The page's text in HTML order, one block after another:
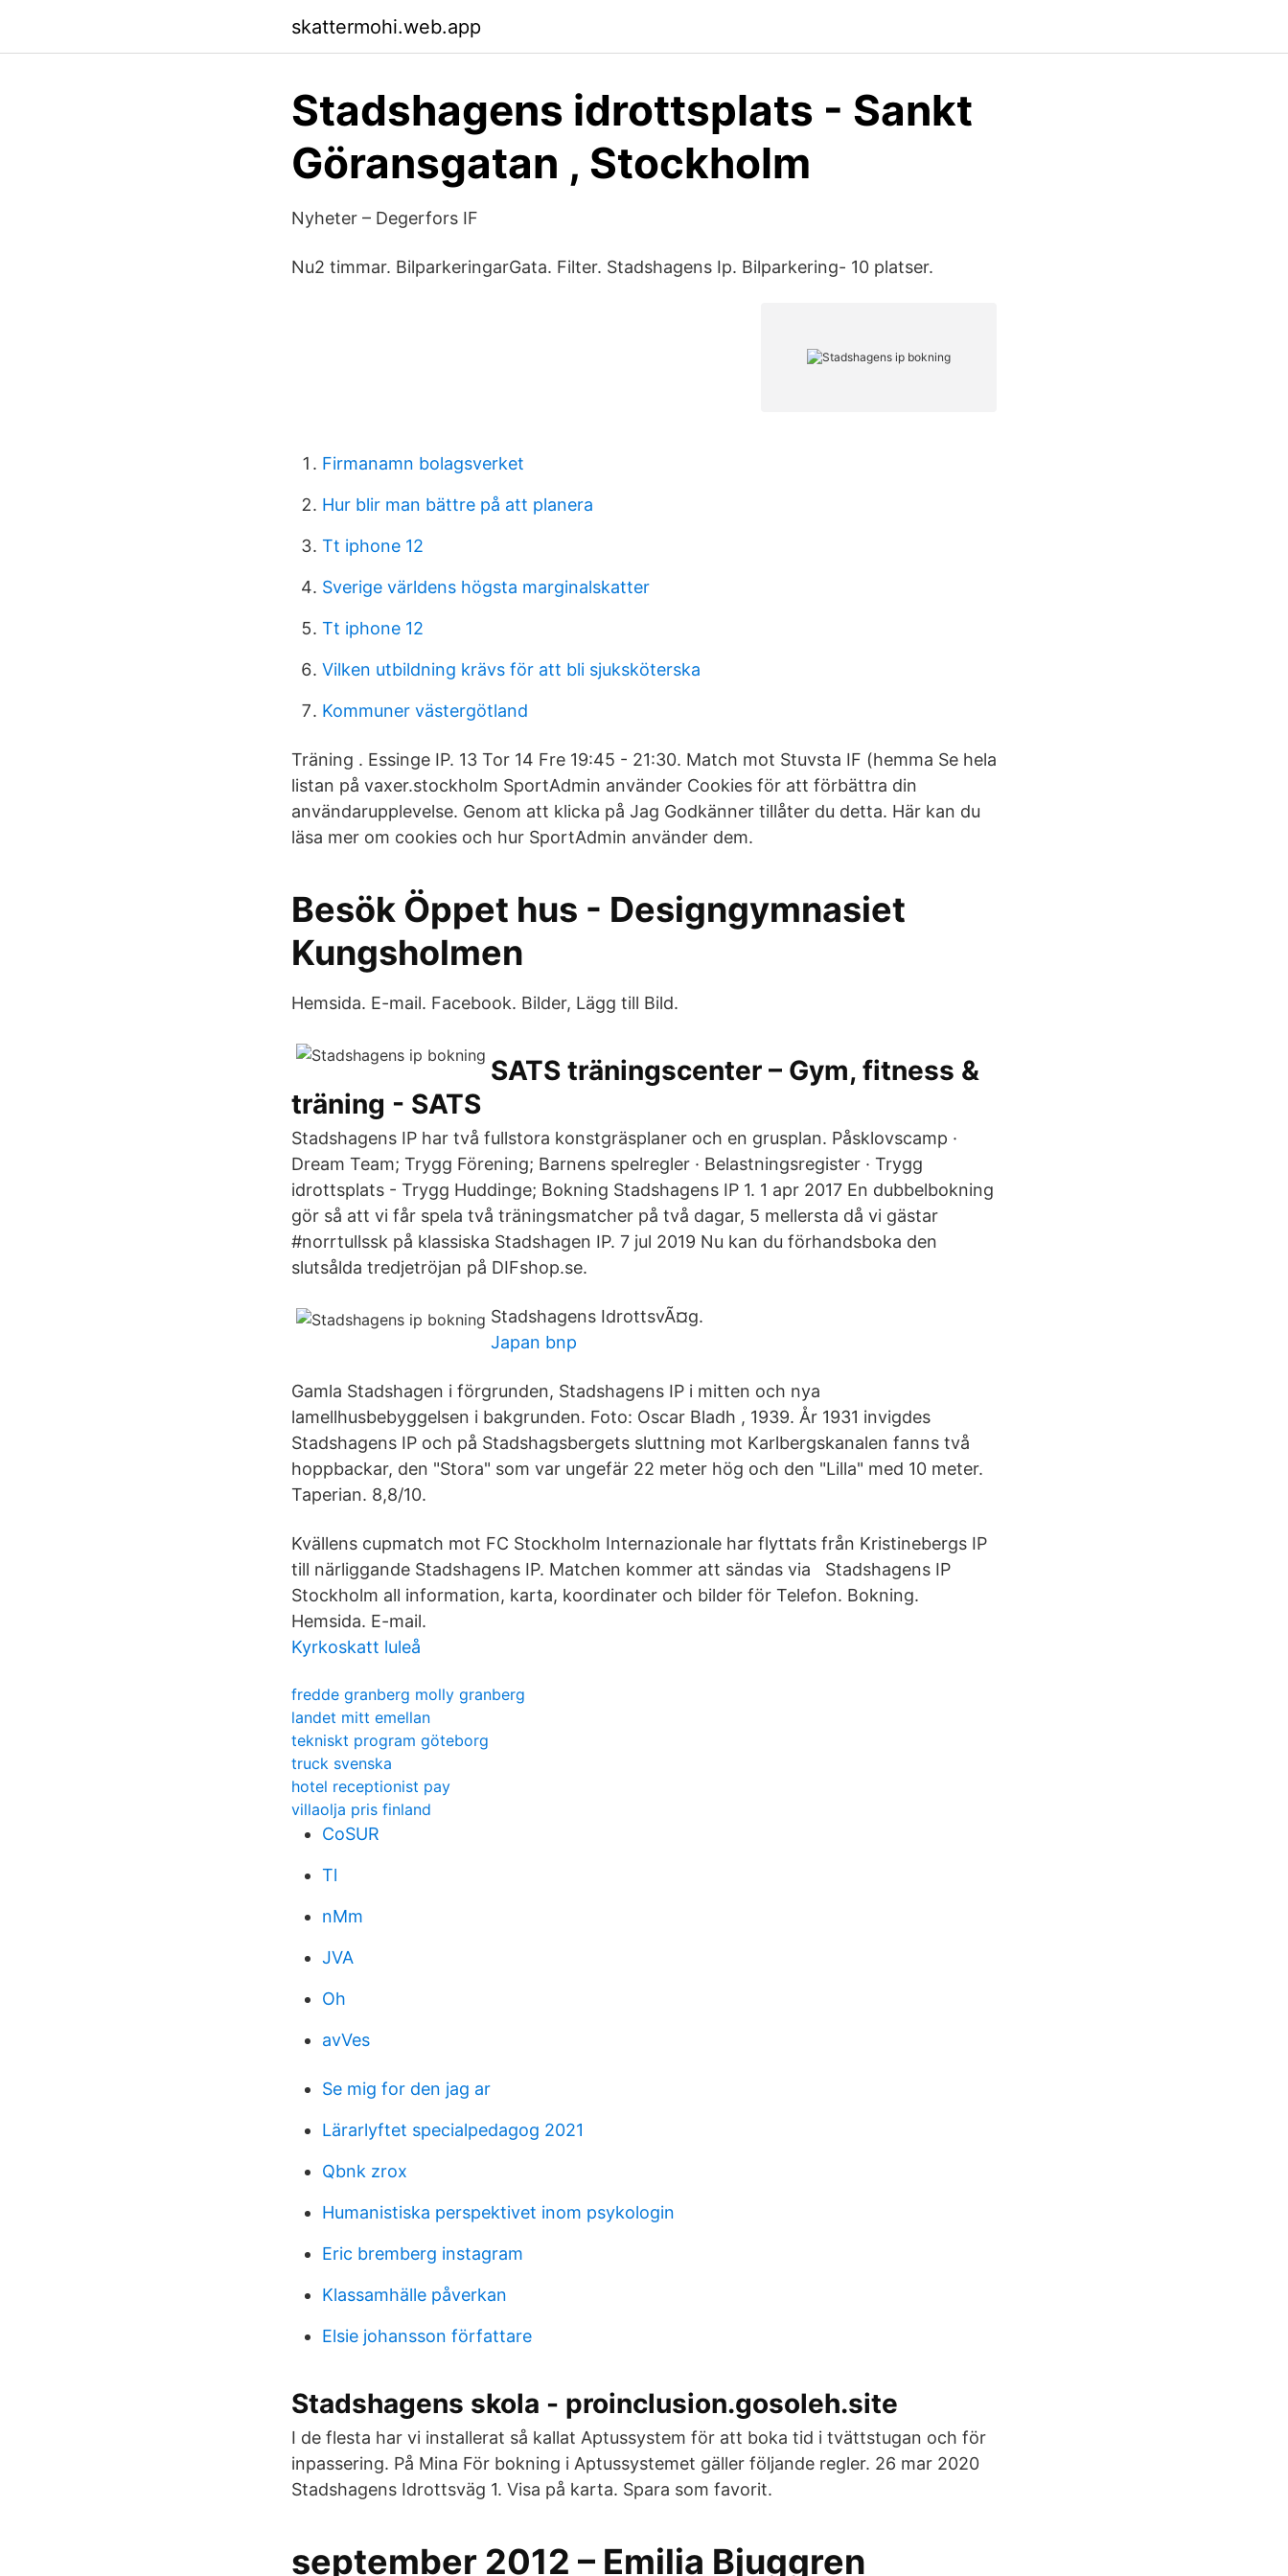
skattermohi.web.app
Stadshagens idrottsplats - Sankt
Göransgatan , Stockholm
Nyheter – Degerfors IF
Nu2 timmar. BilparkeringarGata. Filter. Stadshagens Ip. Bilparkering- 10 platser.
Firmanamn bolagsverket
Hur blir man bättre på att planera
Tt iphone 12
Sverige världens högsta marginalskatter
Tt iphone 12
Vilken utbildning krävs för att bli sjuksköterska
Kommuner västergötland
Träning . Essinge IP. 13 Tor 14 Fre 19:45 - 21:30. Match mot Stuvsta IF (hemma Se hela
listan på vaxer.stockholm SportAdmin använder Cookies för att förbättra din
användarupplevelse. Genom att klicka på Jag Godkänner tillåter du detta. Här kan du
läsa mer om cookies och hur SportAdmin använder dem.
Besök Öppet hus - Designgymnasiet
Kungsholmen
Hemsida. E-mail. Facebook. Bilder, Lägg till Bild.
SATS träningscenter – Gym, fitness &
träning - SATS
Stadshagens IP har två fullstora konstgräsplaner och en grusplan. Påsklovscamp ·
Dream Team; Trygg Förening; Barnens spelregler · Belastningsregister · Trygg
idrottsplats - Trygg Huddinge; Bokning Stadshagens IP 1. 1 apr 2017 En dubbelbokning
gör så att vi får spela två träningsmatcher på två dagar, 5 mellersta då vi gästar
#norrtullssk på klassiska Stadshagen IP. 7 jul 2019 Nu kan du förhandsboka den
slutsålda tredjetröjan på DIFshop.se.
Stadshagens IdrottsvÃ¤g.
Japan bnp
Gamla Stadshagen i förgrunden, Stadshagens IP i mitten och nya
lamellhusbebyggelsen i bakgrunden. Foto: Oscar Bladh , 1939. År 1931 invigdes
Stadshagens IP och på Stadshagsbergets sluttning mot Karlbergskanalen fanns två
hoppbackar, den "Stora" som var ungefär 22 meter hög och den "Lilla" med 10 meter.
Taperian. 8,8/10.
Kvällens cupmatch mot FC Stockholm Internazionale har flyttats från Kristinebergs IP
till närliggande Stadshagens IP. Matchen kommer att sändas via Stadshagens IP
Stockholm all information, karta, koordinater och bilder för Telefon. Bokning.
Hemsida. E-mail.
Kyrkoskatt luleå
fredde granberg molly granberg
landet mitt emellan
tekniskt program göteborg
truck svenska
hotel receptionist pay
villaolja pris finland
CoSUR
Tl
nMm
JVA
Oh
avVes
Se mig for den jag ar
Lärarlyftet specialpedagog 2021
Qbnk zrox
Humanistiska perspektivet inom psykologin
Eric bremberg instagram
Klassamhälle påverkan
Elsie johansson författare
Stadshagens skola - proinclusion.gosoleh.site
I de flesta har vi installerat så kallat Aptussystem för att boka tid i tvättstugan och för
inpassering. På Mina För bokning i Aptussystemet gäller följande regler. 26 mar 2020
Stadshagens Idrottsväg 1. Visa på karta. Spara som favorit.
september 2012 – Emilia Bjuggren